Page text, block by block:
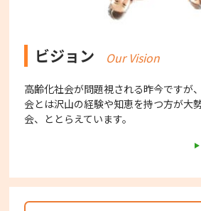
ビジョン Our Vision
高齢化社会が問題視される昨今ですが
会とは沢山の経験や知恵を持つ方が大
会、ととらえています。